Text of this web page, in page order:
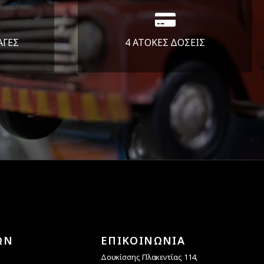
4 ΑΤΟΚΕΣ ΔΟΣΕΙΣ
Υποστηρίζουμε μέχρι και 4
άτοκες δόσεις
ΕΠΙΚΟΙΝΩΝΙΑ
Δουκίσσης Πλακεντίας 114,